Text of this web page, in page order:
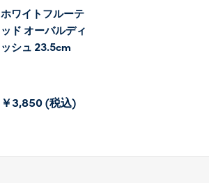
ホワイトフルーテ
ッド オーバルディ
ッシュ 23.5cm
￥3,850 (税込)